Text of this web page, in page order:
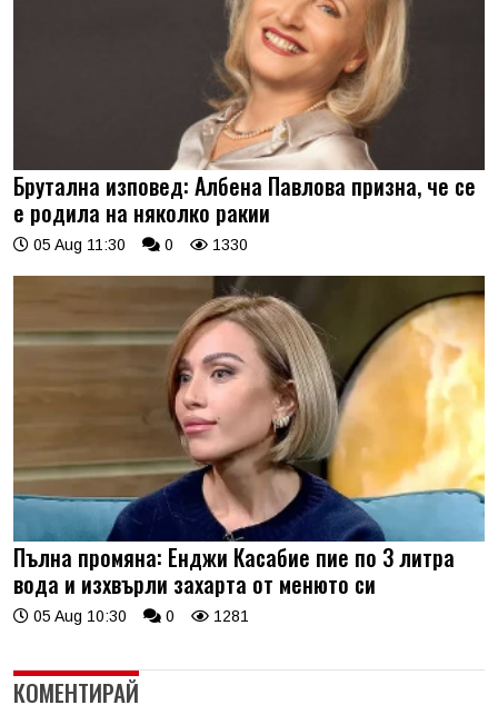
Брутална изповед: Албена Павлова призна, че се
е родила на няколко ракии
05 Aug 11:30 0 1330
Пълна промяна: Енджи Касабие пие по 3 литра
вода и изхвърли захарта от менюто си
05 Aug 10:30 0 1281
КОМЕНТИРАЙ